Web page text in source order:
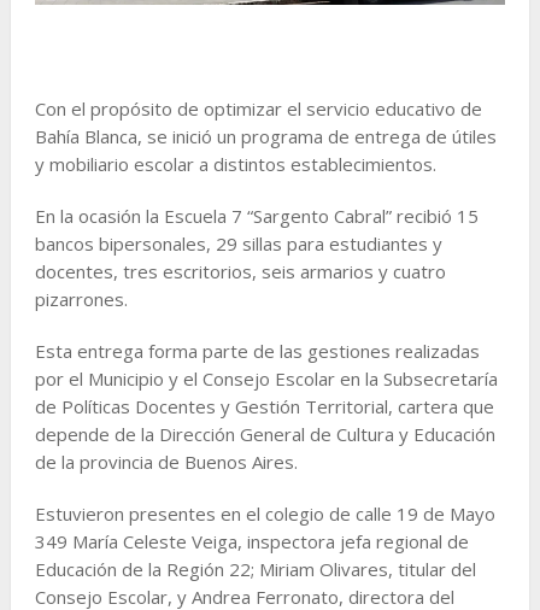
Con el propósito de optimizar el servicio educativo de
Bahía Blanca, se inició un programa de entrega de útiles
y mobiliario escolar a distintos establecimientos.
En la ocasión la Escuela 7 “Sargento Cabral” recibió 15
bancos bipersonales, 29 sillas para estudiantes y
docentes, tres escritorios, seis armarios y cuatro
pizarrones.
Esta entrega forma parte de las gestiones realizadas
por el Municipio y el Consejo Escolar en la Subsecretaría
de Políticas Docentes y Gestión Territorial, cartera que
depende de la Dirección General de Cultura y Educación
de la provincia de Buenos Aires.
Estuvieron presentes en el colegio de calle 19 de Mayo
349 María Celeste Veiga, inspectora jefa regional de
Educación de la Región 22; Miriam Olivares, titular del
Consejo Escolar, y Andrea Ferronato, directora del